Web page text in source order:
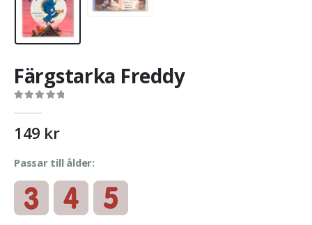
Färgstarka Freddy
149 kr
Passar till ålder: